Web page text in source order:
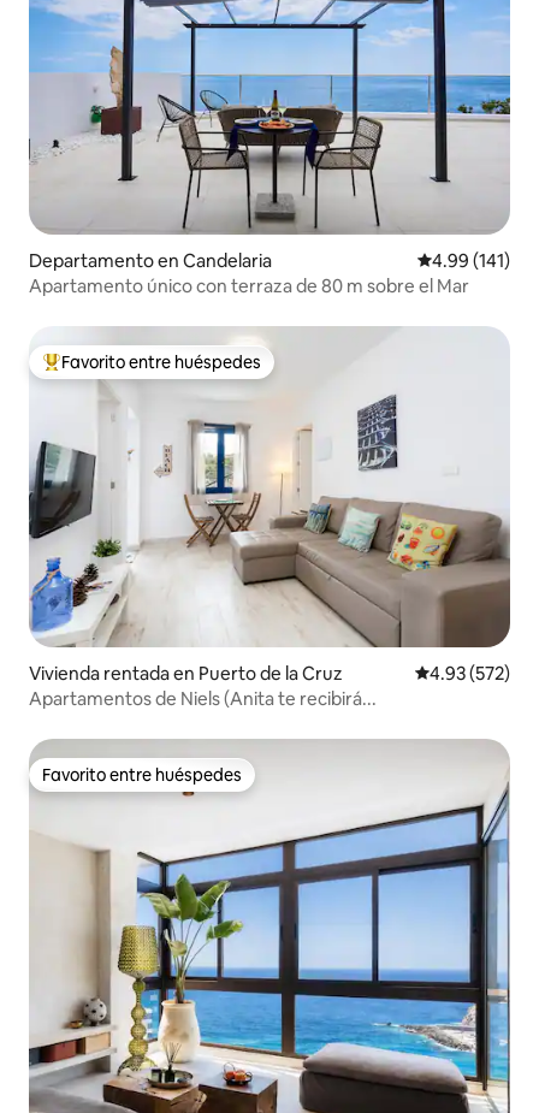
Departamento en Candelaria Calificación
4.99 (141)
Apartamento único con terraza de 80 m sobre el Mar
De los mejores en Favorito entre huéspedes
Favorito entre huéspedes
Vivienda rentada en Puerto de la Cruz Calificación
4.93 (572)
Apartamentos de Niels (Anita te recibirá...
Favorito entre huéspedes
Favorito entre huéspedes